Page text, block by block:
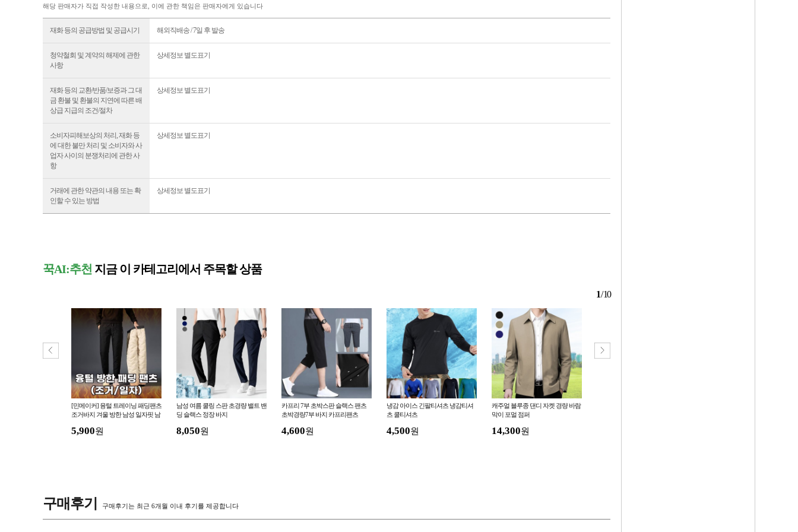
해당 판매자가 직접 작성한 내용으로, 이에 관한 책임은 판매자에게 있습니다
재화 등의 공급방법 및 공급시기 해외직배송 / 7일 후 발송
청약철회 및 계약의 해제에 관한
사항
상세정보 별도표기
재화 등의 교환/반품/보증과 그 대
금 환불 및 환불의 지연에 따른 배
상급 지급의 조건/절차
상세정보 별도표기
소비자피해보상의 처리, 재화 등
에 대한 불만 처리 및 소비자와 사
업자 사이의 분쟁처리에 관한 사
항
상세정보 별도표기
거래에 관한 약관의 내용 또는 확
인할 수 있는 방법
상세정보 별도표기
꾹AI:추천 지금 이 카테고리에서 주목할 상품
1/10
[민메이커] 융털 트레이닝 패딩팬츠
조거바지 겨울 방한 남성 일자핏 남
5,900원
남성 여름 쿨링 스판 초경량 밸트 밴
딩 슬랙스 정장 바지
8,050원
카프리 7부 초박스판 슬랙스 팬츠
초박경량7부 바지 카프리팬츠
4,600원
냉감 아이스 긴팔티셔츠 냉감티셔
츠 쿨티셔츠
4,500원
캐주얼 블루종 댄디 자켓 경량 바람
막이 포멀 점퍼
14,300원
구매후기 구매후기는 최근 6개월 이내 후기를 제공합니다